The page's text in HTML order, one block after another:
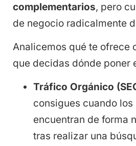
complementarios, pero
de negocio radicalmente
Analicemos qué te ofrece
que decidas dónde poner
Tráfico Orgánico
consigues cuando los
encuentran de forma
tras realizar una